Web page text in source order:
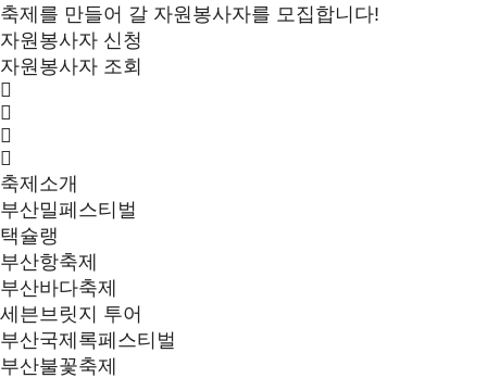
축제를 만들어 갈 자원봉사자를 모집합니다!
자원봉사자 신청
자원봉사자 조회
축제소개
부산밀페스티벌
택슐랭
부산항축제
부산바다축제
세븐브릿지 투어
부산국제록페스티벌
부산불꽃축제